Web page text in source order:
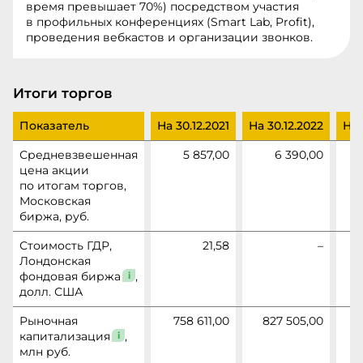
время превышает 70%) посредством участия
в профильных конференциях (Smart Lab, Profit),
проведения вебкастов и организации звонков.
Итоги торгов
Показатель На 30.12.2021 На 30.12.2022
На
Средневзвешенная
цена акции
по итогам торгов,
Московская
биржа, руб.
5 857,00 6 390,00
Стоимость ГДР,
Лондонская
фондовая биржа
,
долл. США
21,58 –
Рыночная
капитализация
,
млн руб.
758 611,00 827 505,00